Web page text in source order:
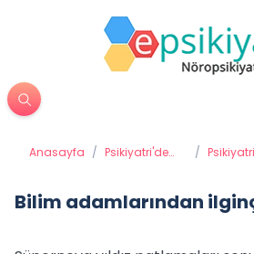
Anasayfa / Psikiyatri'de
/ Psikiyatri
Bilim adamlarından